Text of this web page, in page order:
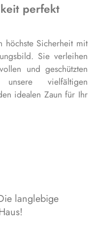
perfekt
höchste Sicherheit mit
Sie verleihen
und geschützten
vielfältigen
idealen Zaun für Ihr
langlebige